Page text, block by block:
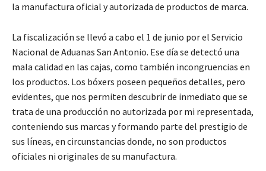
la manufactura oficial y autorizada de productos de marca.
La fiscalización se llevó a cabo el 1 de junio por el Servicio
Nacional de Aduanas San Antonio. Ese día se detectó una
mala calidad en las cajas, como también incongruencias en
los productos. Los bóxers poseen pequeños detalles, pero
evidentes, que nos permiten descubrir de inmediato que se
trata de una producción no autorizada por mi representada,
conteniendo sus marcas y formando parte del prestigio de
sus líneas, en circunstancias donde, no son productos
oficiales ni originales de su manufactura.